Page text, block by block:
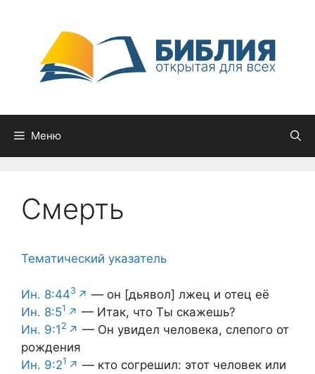
содержимому
Меню
Смерть
Тематический указатель
Ин. 8:443
— он [дьявол] лжец и отец её
Ин. 8:51
— Итак, что Ты скажешь?
Ин. 9:1 2
— Он увидел человека, слепого от
рождения
Ин. 9:21
— кто согрешил: этот человек или